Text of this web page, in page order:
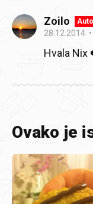
Zoilo
28.12.2014.
Hvala
Ovako je